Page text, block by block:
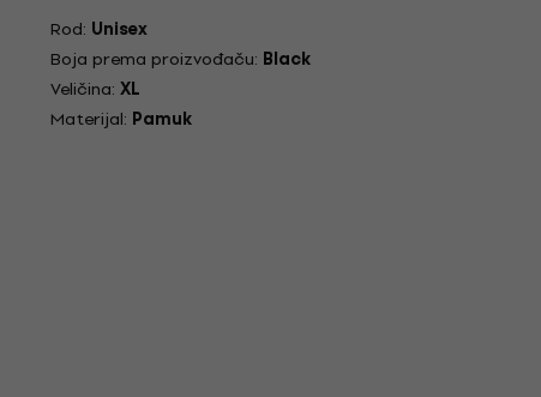
Rod: Unisex
Boja prema proizvođaču: Black
Veličina: XL
Materijal: Pamuk